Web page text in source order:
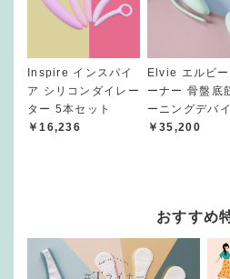
Inspire インスパイ
ア シリコンダイレー
ター 5本セット
￥16,236
Elvie エルビー
ーナー 骨盤底
ーニングデバ
￥35,200
おすすめ